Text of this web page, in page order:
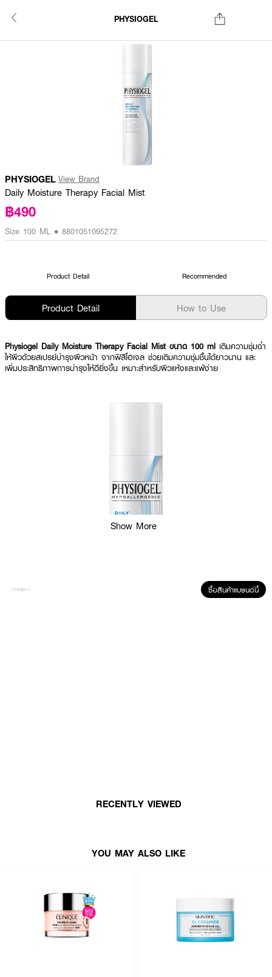
PHYSIOGEL
PHYSIOGEL View Brand
Daily Moisture Therapy Facial Mist
฿490
Size 100 ML • 8801051095272
Product Detail Recommended
Product Detail How to Use
Physiogel Daily Moisture Therapy Facial Mist ขนาด 100 ml เติมความชุ่มฉ่ำ
ให้ผิวด้วยสเปรย์บำรุงผิวหน้า จากฟิสิโอเจล ช่วยเติมความชุ่มชื้นได้ยาวนาน และ
เพิ่มประสิทธิภาพการบำรุงให้ดียิ่งขึ้น เหมาะสำหรับผิวแห้งและแพ้ง่าย
Show More
ซื้อสินค้าแบรนด์นี้
RECENTLY VIEWED
YOU MAY ALSO LIKE